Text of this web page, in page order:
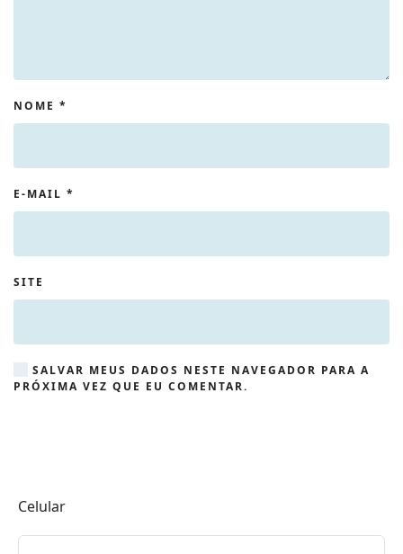
NOME *
E-MAIL *
SITE
SALVAR MEUS DADOS NESTE NAVEGADOR PARA A
PRÓXIMA VEZ QUE EU COMENTAR.
Celular